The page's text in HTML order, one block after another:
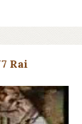
Rai